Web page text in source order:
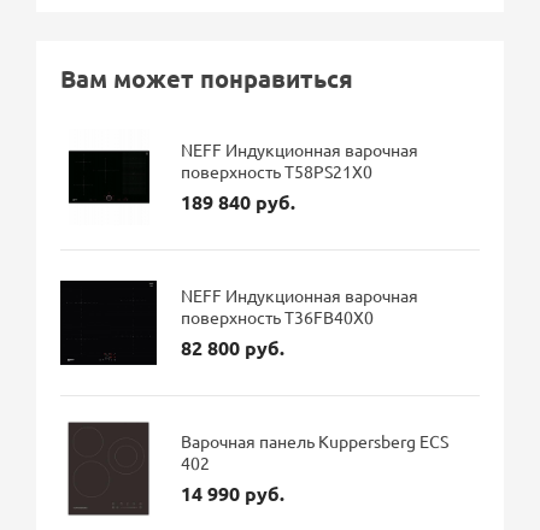
Вам может понравиться
NEFF Индукционная варочная
поверхность T58PS21X0
189 840 руб.
NEFF Индукционная варочная
поверхность T36FB40X0
82 800 руб.
Варочная панель Kuppersberg ECS
402
14 990 руб.